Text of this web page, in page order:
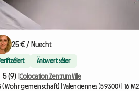
25 € / Nuecht
Äntwert séier
5 (9) | Colocation Zentrum Ville
(Wohngemeinschaft) | Valenciennes (59300) | 16 M2